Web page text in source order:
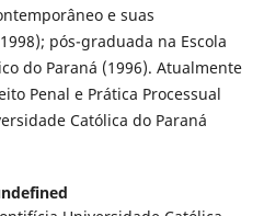
e suas
pós-graduada na Escola
do Paraná (1996). Atualmente
Penal e Prática Processual
Católica do Paraná